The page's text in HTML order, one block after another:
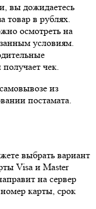
вы дожидаетесь
товар в рублях.
осмотреть на
условиям.
чек.
из
постамата.
выбрать вариант
Visa и Master
на сервер
карты, срок